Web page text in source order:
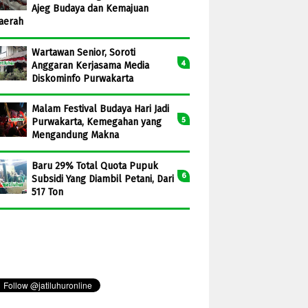
Ajeg Budaya dan Kemajuan
Wartawan Senior, Soroti
Anggaran Kerjasama Media
Diskominfo Purwakarta
Malam Festival Budaya Hari Jadi
Purwakarta, Kemegahan yang
Mengandung Makna
Baru 29% Total Quota Pupuk
Subsidi Yang Diambil Petani, Dari
517 Ton